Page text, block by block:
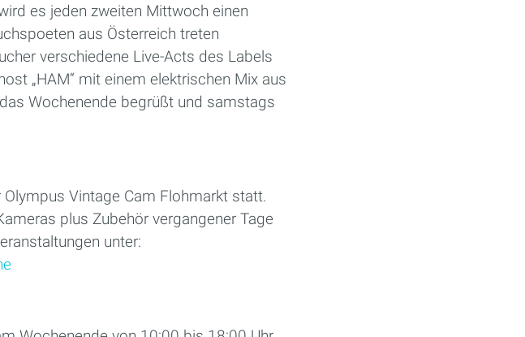
es jeden zweiten Mittwoch einen
aus Österreich treten
verschiedene Live-Acts des Labels
„HAM“ mit einem elektrischen Mix aus
Wochenende begrüßt und samstags
Vintage Cam Flohmarkt statt.
plus Zubehör vergangener Tage
unter: